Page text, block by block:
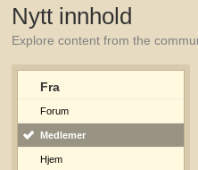
Nytt innhold
Explore content from the
Fra
Forum
Medlemer
Hjem